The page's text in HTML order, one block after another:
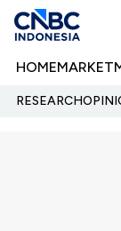
HOMEMARKET
RESEARCH